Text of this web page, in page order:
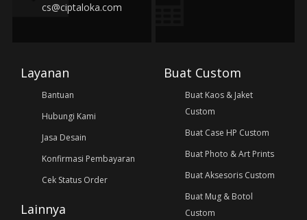
cs@ciptaloka.com
Layanan
Bantuan
Hubungi Kami
Jasa Desain
Konfirmasi Pembayaran
Cek Status Order
Lainnya
Buat Custom
Buat Kaos & Jaket
Custom
Buat Case HP Custom
Buat Photo & Art Prints
Buat Aksesoris Custom
Buat Mug & Botol
Custom